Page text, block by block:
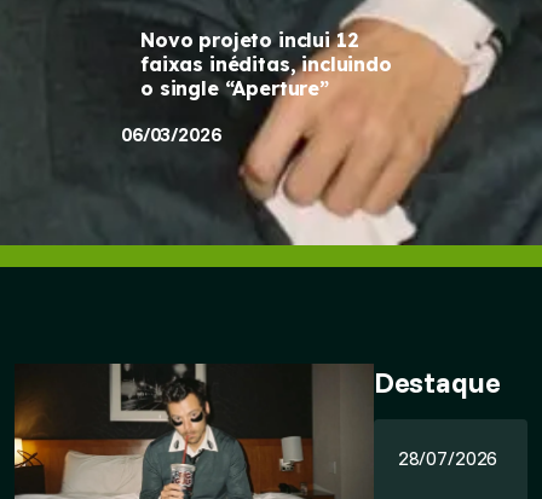
Novo projeto inclui 12
faixas inéditas, incluindo
o single “Aperture”
06/03/2026
Destaque
28/07/2026